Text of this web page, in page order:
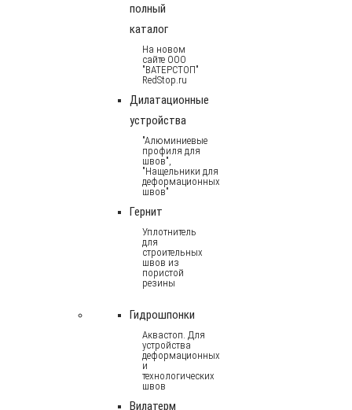
полный
каталог
На новом
сайте ООО
"ВАТЕРСТОП"
RedStop.ru
Дилатационные
устройства
"Алюминиевые
профиля для
швов",
"Нащельники для
деформационных
швов"
Гернит
Уплотнитель
для
строительных
швов из
пористой
резины
Гидрошпонки
Аквастоп. Для
устройства
деформационных
и
технологических
швов
Вилатерм